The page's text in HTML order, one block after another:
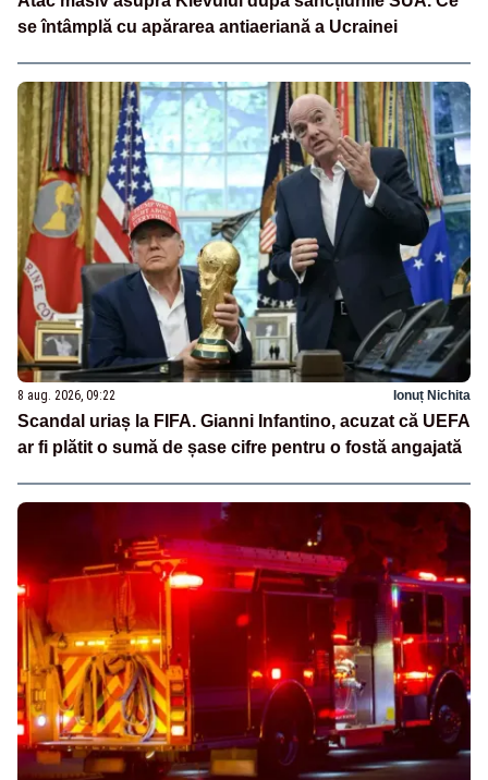
se întâmplă cu apărarea antiaeriană a Ucrainei
8 aug. 2026, 09:22 Ionuț Nichita
Scandal uriaș la FIFA. Gianni Infantino, acuzat că UEFA
ar fi plătit o sumă de șase cifre pentru o fostă angajată